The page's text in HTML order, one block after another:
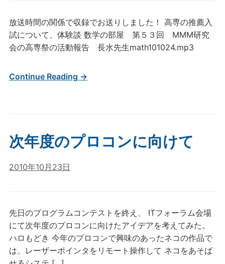
放送時間の関係で収録でお送りしました！ 高専の推薦入
試について、体験談 数学の部屋 第５３回 MMM研究
会の高専祭の活動報告 長水先生math101024.mp3
Continue Reading →
次年度のプロコンに向けて
2010年10月23日
先日のプログラムコンテストを終え、 ITフォーラム会場
にて次年度のプロコンに向けたアイデアを考えてみた。
ハロもどき 今年のプロコンで興味のあったネコの作品で
は、レーザーポインタをリモート操作して ネコをあそば